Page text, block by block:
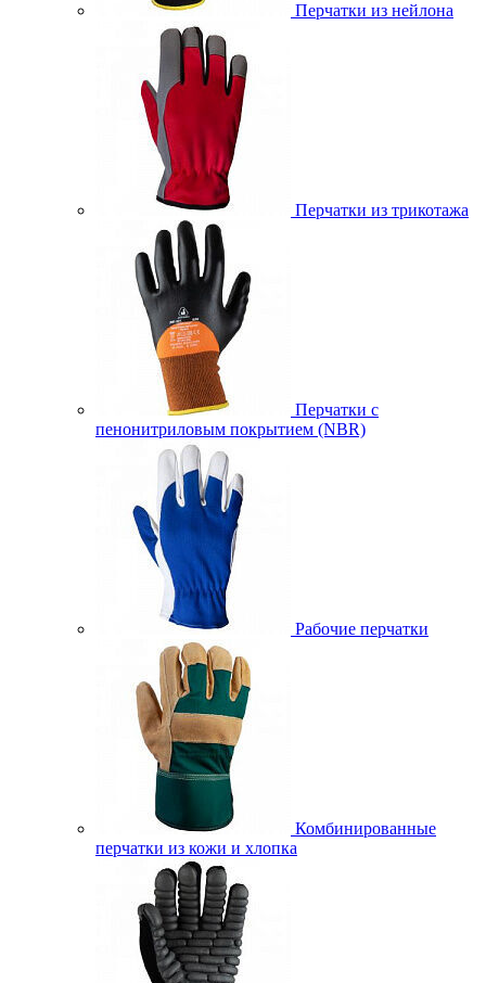
Перчатки из нейлона
Перчатки из трикотажа
Перчатки с
пенонитриловым покрытием (NBR)
Рабочие перчатки
Комбинированные
перчатки из кожи и хлопка